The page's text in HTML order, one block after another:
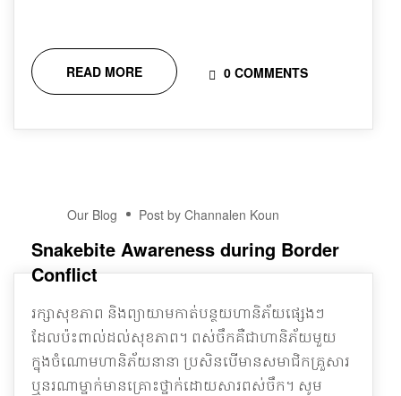
READ MORE 0 COMMENTS
13
Our Blog Post by Channalen Koun
Snakebite Awareness during Border
Conflict
រក្សាសុខភាព និងព្យាយាមកាត់បន្ថយហានិភ័យផេ្សងៗ
ដែលប៉ះពាល់ដល់សុខភាព។ ពស់ចឹកគឺជាហានិភ័យមួយ
ក្នុងចំណោមហានិភ័យនានា ប្រសិនបើមានសមាជិកគ្រួសារ
ឬនរណាម្នាក់មានគ្រោះថ្នាក់ដោយសារពស់ចឹក។ សូម